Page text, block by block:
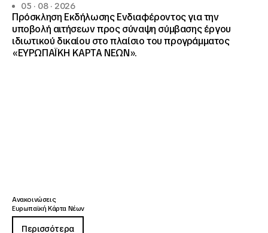
05 · 08 · 2026
Πρόσκληση Εκδήλωσης Ενδιαφέροντος για την
υποβολή αιτήσεων προς σύναψη σύμβασης έργου
ιδιωτικού δικαίου στο πλαίσιο του προγράμματος
«ΕΥΡΩΠΑΪΚΗ ΚΑΡΤΑ ΝΕΩΝ».
Ανακοινώσεις
Ευρωπαϊκή Κάρτα Νέων
Περισσότερα